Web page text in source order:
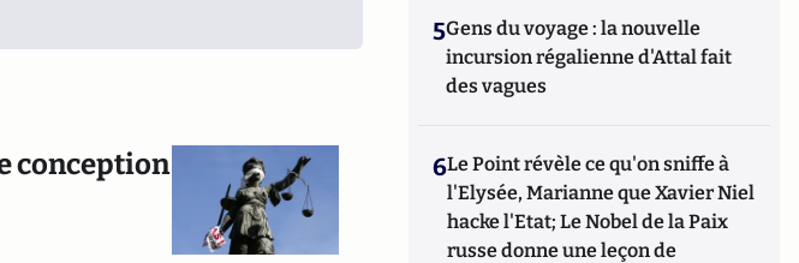
conception
5Gens du voyage : la nouvelle
incursion régalienne d'Attal fait
des vagues
6Le Point révèle ce qu'on sniffe à
l'Elysée, Marianne que Xavier Niel
hacke l'Etat; Le Nobel de la Paix
russe donne une leçon de